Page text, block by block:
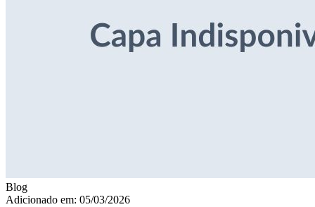
Blog
Adicionado em: 05/03/2026